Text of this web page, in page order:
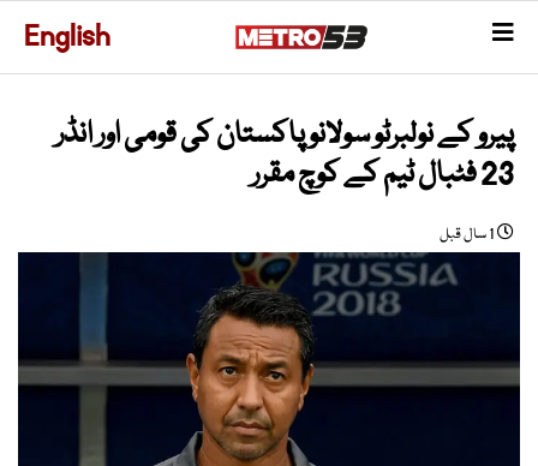
English
پیرو کے نولبرٹو سولانو پاکستان کی قومی اور انڈر
23 فٹبال ٹیم کے کوچ مقرر
1 سال قبل